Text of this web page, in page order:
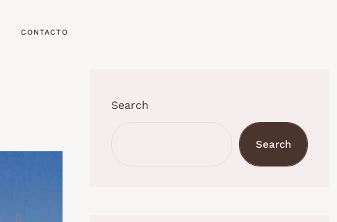
CONTACTO
Search
Search